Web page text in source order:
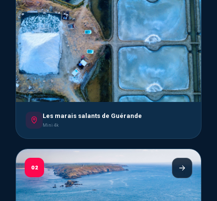
Les marais salants de Guérande
Mini 4k
02